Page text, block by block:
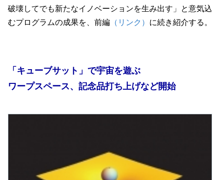
破壊してでも新たなイノベーションを生み出す」と意気込
むプログラムの成果を、前編 （リンク） に続き紹介する。
「キューブサット」で宇宙を遊ぶ
ワープスペース、記念品打ち上げなど開始